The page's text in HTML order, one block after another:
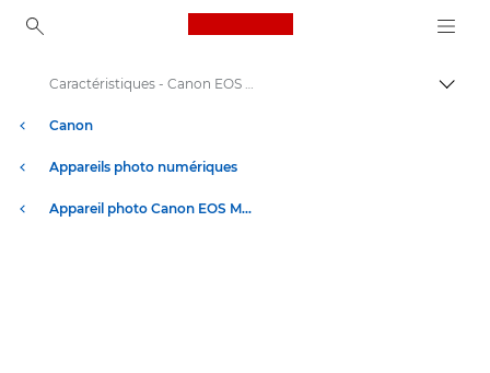
Canon Logo, back to
Canon
Appareils photo numériques
Appareil photo Canon EOS M6 Mark II
Caractéristiques - Canon EOS M6 Mark II